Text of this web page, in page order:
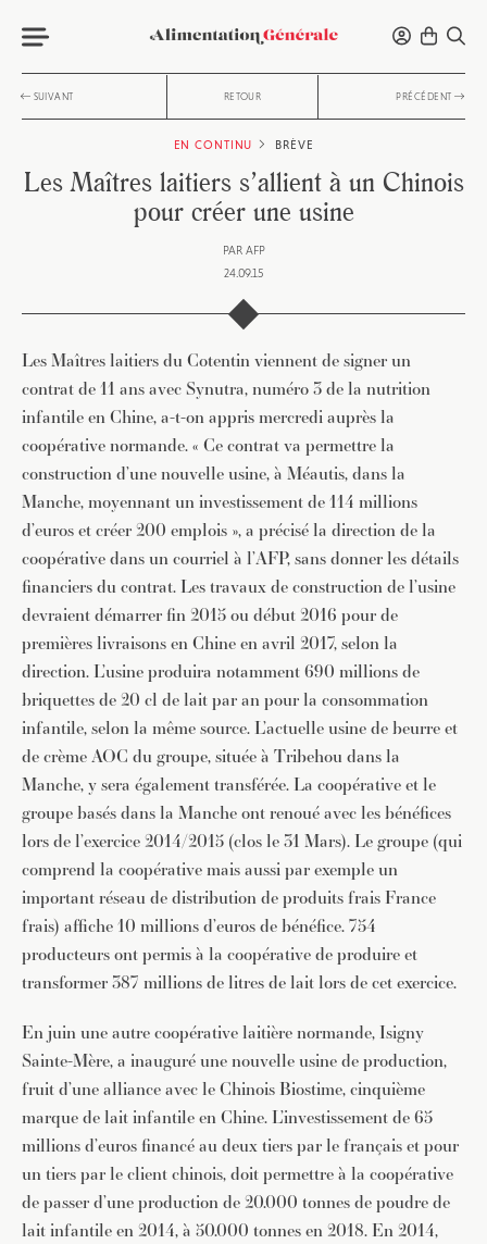
SUIVANT RETOUR PRÉCÉDENT
EN CONTINU BRÈVE
Les Maîtres laitiers s’allient à un Chinois
pour créer une usine
PAR AFP
24.09.15
Les Maîtres laitiers du Cotentin viennent de signer un
contrat de 11 ans avec Synutra, numéro 3 de la nutrition
infantile en Chine, a-t-on appris mercredi auprès la
coopérative normande. « Ce contrat va permettre la
construction d’une nouvelle usine, à Méautis, dans la
Manche, moyennant un investissement de 114 millions
d’euros et créer 200 emplois », a précisé la direction de la
coopérative dans un courriel à l’AFP, sans donner les détails
financiers du contrat. Les travaux de construction de l’usine
devraient démarrer fin 2015 ou début 2016 pour de
premières livraisons en Chine en avril 2017, selon la
direction. L’usine produira notamment 690 millions de
briquettes de 20 cl de lait par an pour la consommation
infantile, selon la même source. L’actuelle usine de beurre et
de crème AOC du groupe, située à Tribehou dans la
Manche, y sera également transférée. La coopérative et le
groupe basés dans la Manche ont renoué avec les bénéfices
lors de l’exercice 2014/2015 (clos le 31 Mars). Le groupe (qui
comprend la coopérative mais aussi par exemple un
important réseau de distribution de produits frais France
frais) affiche 10 millions d’euros de bénéfice. 754
producteurs ont permis à la coopérative de produire et
transformer 387 millions de litres de lait lors de cet exercice.
En juin une autre coopérative laitière normande, Isigny
Sainte-Mère, a inauguré une nouvelle usine de production,
fruit d’une alliance avec le Chinois Biostime, cinquième
marque de lait infantile en Chine. L’investissement de 65
millions d’euros financé au deux tiers par le français et pour
un tiers par le client chinois, doit permettre à la coopérative
de passer d’une production de 20.000 tonnes de poudre de
lait infantile en 2014, à 50.000 tonnes en 2018. En 2014,